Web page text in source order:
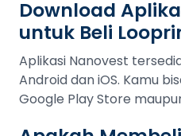
Download
untuk Beli
Aplikasi Nanovest
Android dan iOS. Kamu
Google Play Store